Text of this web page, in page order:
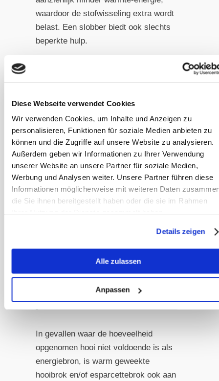
Diese Webseite verwendet Cookies
Wir verwenden Cookies, um Inhalte und Anzeigen zu
personalisieren, Funktionen für soziale Medien anbieten zu
können und die Zugriffe auf unsere Website zu analysieren.
Außerdem geben wir Informationen zu Ihrer Verwendung
unserer Website an unsere Partner für soziale Medien,
Werbung und Analysen weiter. Unsere Partner führen diese
Informationen möglicherweise mit weiteren Daten
die Sie ihnen bereitgestellt haben oder die sie im Rahmen
Details zeigen
Alle zulassen
Anpassen
waardoor de stofwisseling extra wordt
belast. Een slobber biedt ook slechts
beperkte hulp.
‘opwarmt’ betekent niet
hetzelfde voor paarden.
Hoewel slobber
ongetwijfeld populair is,
speelt het geen rol bij het
genereren van warmte. Het
ad libitum aanbieden van
dit geval een beter
alternatief.
In gevallen waar de hoeveelheid
opgenomen hooi niet voldoende is als
energiebron, is warm geweekte
hooibrok en/of esparcettebrok ook aan